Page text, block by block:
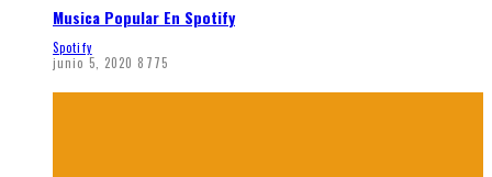
Musica Popular En Spotify
Spotify
junio 5, 2020 8775